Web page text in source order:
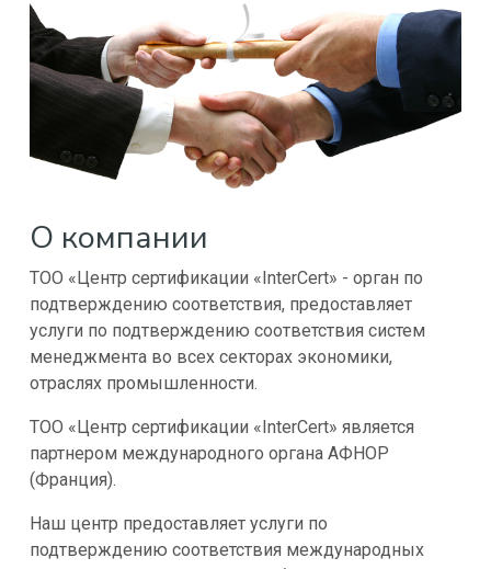
О компании
ТОО «Центр сертификации «InterCert» - орган по
подтверждению соответствия, предоставляет
услуги по подтверждению соответствия систем
менеджмента во всех секторах экономики,
отраслях промышленности.
ТОО «Центр сертификации «InterCert» является
партнером международного органа АФНОР
(Франция).
Наш центр предоставляет услуги по
подтверждению соответствия международных